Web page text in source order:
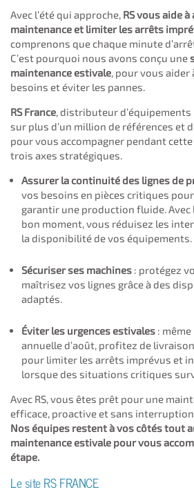
Avec l’été qui approche, RS vous aide
maintenance et limiter les arrêts
comprenons que chaque minute
C’est pourquoi nous avons conçu une
maintenance estivale , pour vous
besoins et éviter les pannes.
RS France , distributeur
sur plus d’un million de références et
pour vous accompagner pendant
trois axes stratégiques.
Assurer la continuité des lignes de
vos besoins en pièces critiques
garantir une production fluide. Avec
bon moment, vous réduisez les
la disponibilité de vos équipements.
Sécuriser ses machines : protégez
maîtrisez vos lignes grâce à des
adaptés.
Éviter les urgences estivales :
annuelle d’août, profitez de
pour limiter les arrêts imprévus et
lorsque des situations critiques
Avec RS, vous êtes prêt pour une
efficace, proactive et sans interruption.
Nos équipes restent à vos côtés tout
maintenance estivale pour vous
étape.
Le site RS FRANCE